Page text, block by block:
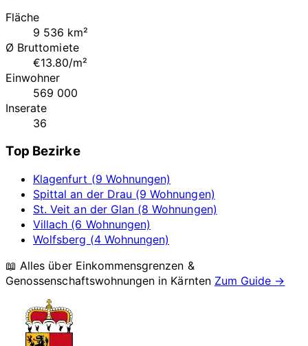
Fläche
9 536 km²
Ø Bruttomiete
€13.80/m²
Einwohner
569 000
Inserate
36
Top Bezirke
Klagenfurt (9 Wohnungen)
Spittal an der Drau (9 Wohnungen)
St. Veit an der Glan (8 Wohnungen)
Villach (6 Wohnungen)
Wolfsberg (4 Wohnungen)
📖 Alles über Einkommensgrenzen &
Genossenschaftswohnungen in Kärnten Zum Guide →